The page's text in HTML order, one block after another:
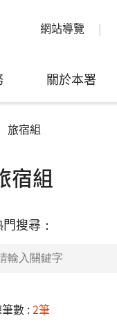
網站導覽
關於本署
旅宿組
宿組
搜尋：
數 :2筆